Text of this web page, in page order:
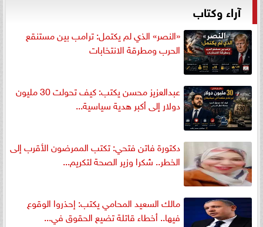
آراء وكتاب
«النصر» الذي لم يكتمل: ترامب بين مستنقع
الحرب ومطرقة الانتخابات
عبدالعزيز محسن يكتب: كيف تحولت 30 مليون
دولار إلى أكبر هدية سياسية...
دكتورة فاتن فتحي: تكتب الممرضون الأقرب إلى
الخطر.. شكرا وزير الصحة لتكريم...
مالك السعيد المحامي يكتب: إحذروا الوقوع
فيها.. أخطاء قاتلة تضيع الحقوق في...